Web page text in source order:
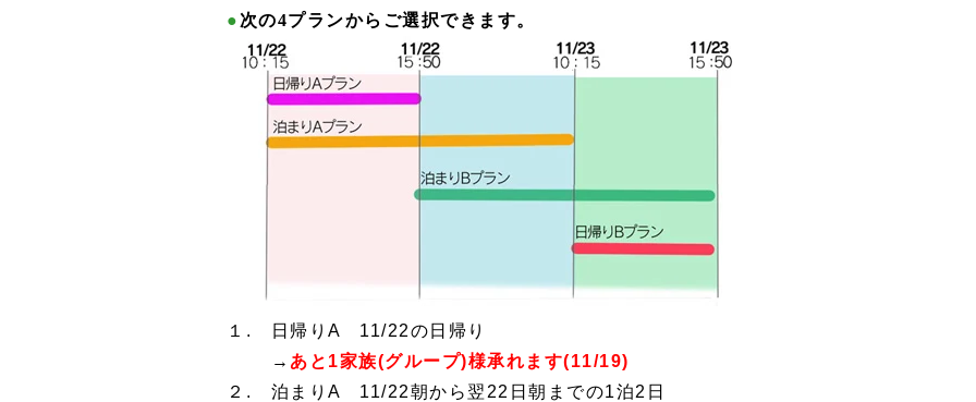
● 次の4プランからご選択できます。
１. 日帰りA 11/22の日帰り
→ あと1家族(グループ)様承れます(11/19)
２. 泊まりA 11/22朝から翌22日朝までの1泊2日